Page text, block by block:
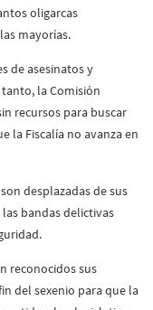
oligarcas
mayorías.
de asesinatos y
la Comisión
recursos para buscar
la Fiscalía no avanza en
desplazadas de sus
bandas delictivas
reconocidos sus
del sexenio para que la